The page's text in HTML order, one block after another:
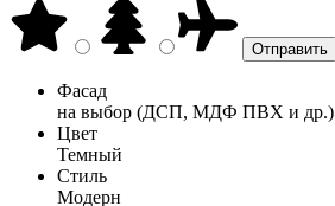
Фасад
на выбор (ДСП, МДФ ПВХ и др.)
Цвет
Темный
Стиль
Модерн